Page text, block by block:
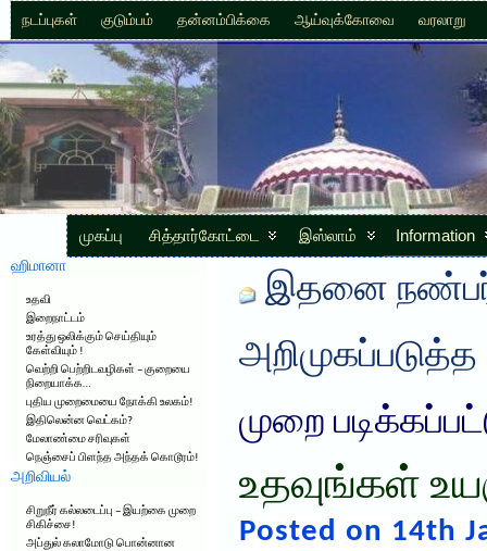
நடப்புகள் குடும்பம் தன்னம்பிக்கை ஆய்வுக்கோவை வரலாறு
முகப்பு சித்தார்கோட்டை இஸ்லாம் Information
ஹிமானா
உதவி
இறைநாட்டம்
உரத்து ஒலிக்கும் செய்தியும்
கேள்வியும் !
வெற்றி பெற்றிடவழிகள் – குறையை
நிறையாக்க…
புதிய முறைமையை நோக்கி உலகம்!
இதிலென்ன வெட்கம்?
மேலாண்மை சரிவுகள்
நெஞ்சைப் பிளந்த அந்தக் கொடூரம்!
அறிவியல்
சிறுநீர் கல்லடைப்பு – இயற்கை முறை
சிகிச்சை!
அப்துல் கலாமோடு பொன்னான
இதனை
அறிமுகப்படுத்த
முறை
உதவுங்கள்
Posted on 14th